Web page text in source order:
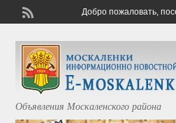
Добро пожаловать,
Объявления Москаленского района